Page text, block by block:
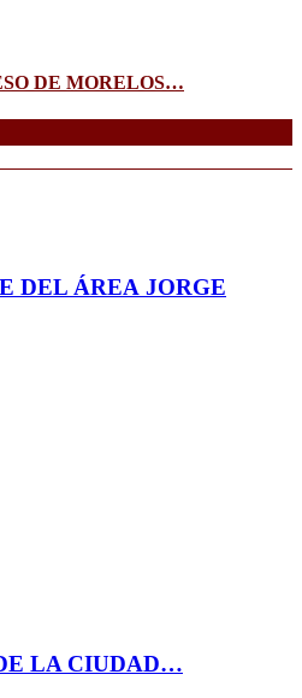
DE MORELOS…
DEL ÁREA JORGE
LA CIUDAD…